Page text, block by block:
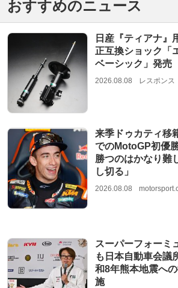
おすすめのニュース
日産『ティアナ』
正互換ショック「
ベーシック」発売
2026.08.08 レスポンス
来季ドゥカティ移
でのMotoGP初優
勝つのはかなり難
し切る」
2026.08.08
スーパーフォーミ
も日本自動車会議
和8年熊本地震へ
施